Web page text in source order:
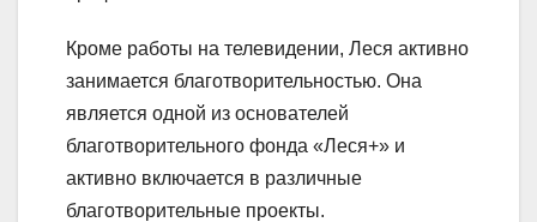
Кроме работы на телевидении, Леся активно
занимается благотворительностью. Она
является одной из основателей
благотворительного фонда «Леся+» и
активно включается в различные
благотворительные проекты.